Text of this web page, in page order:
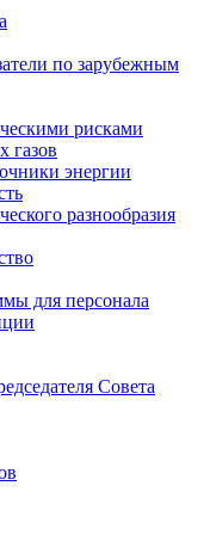
по зарубежным
рисками
газов
энергии
разнообразия
для персонала
Совета